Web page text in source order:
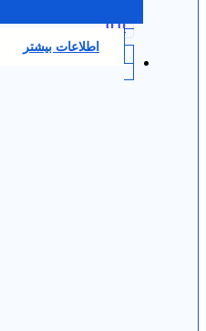
0.0
اطلاعات بیشتر